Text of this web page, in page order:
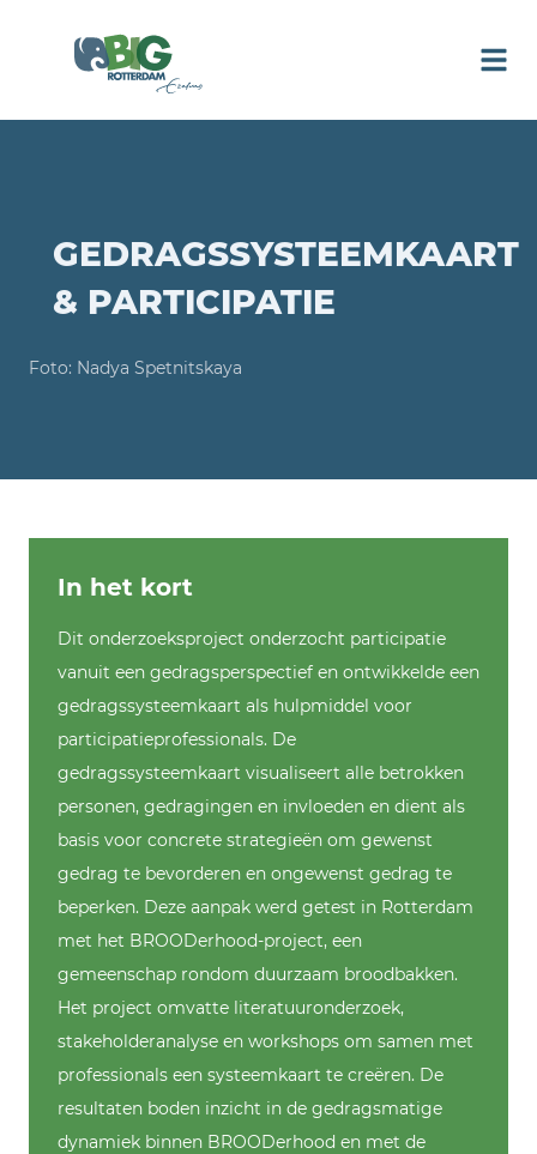
GEDRAGSSYSTEEMKAART
& PARTICIPATIE
Foto: Nadya Spetnitskaya
In het kort
Dit onderzoeksproject onderzocht participatie
vanuit een gedragsperspectief en ontwikkelde een
gedragssysteemkaart als hulpmiddel voor
participatieprofessionals. De
gedragssysteemkaart visualiseert alle betrokken
personen, gedragingen en invloeden en dient als
basis voor concrete strategieën om gewenst
gedrag te bevorderen en ongewenst gedrag te
beperken. Deze aanpak werd getest in Rotterdam
met het BROODerhood-project, een
gemeenschap rondom duurzaam broodbakken.
Het project omvatte literatuuronderzoek,
stakeholderanalyse en workshops om samen met
professionals een systeemkaart te creëren. De
resultaten boden inzicht in de gedragsmatige
dynamiek binnen BROODerhood en met de